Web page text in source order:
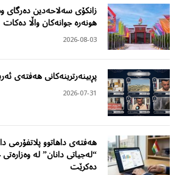
زانکۆی سەلاحەدین دەرگای
هونەرە جوانەکان واڵا دەکات
2026-08-03
پڕبینەرترینەکانی هەفتەی
2026-07-31
هەفتەی داهاتوو پلاتفۆرمی
“لەجیاتی دانان” لە وەزارەتی
دەکرێت